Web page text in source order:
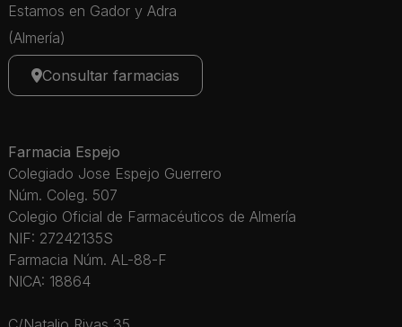
Estamos en Gador y Adra
(Almería)
Consultar farmacias
Farmacia Espejo
Colegiado Jose Espejo Guerrero
Núm. Coleg. 507
Colegio Oficial de Farmacéuticos de Almería
NIF: 27242135S
Farmacia Núm. AL-88-F
NICA: 18864